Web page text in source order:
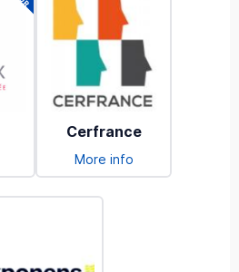
Cerfrance
More info